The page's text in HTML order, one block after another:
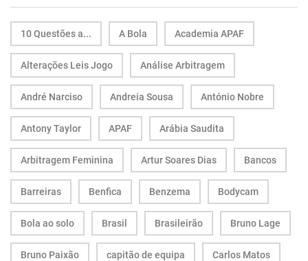
10 Questões a... A Bola Academia APAF
Alterações Leis Jogo Análise Arbitragem
André Narciso Andreia Sousa António Nobre
Antony Taylor APAF Arábia Saudita
Arbitragem Feminina Artur Soares Dias Bancos
Barreiras Benfica Benzema Bodycam
Bola ao solo Brasil Brasileirão Bruno Lage
Bruno Paixão capitão de equipa Carlos Matos